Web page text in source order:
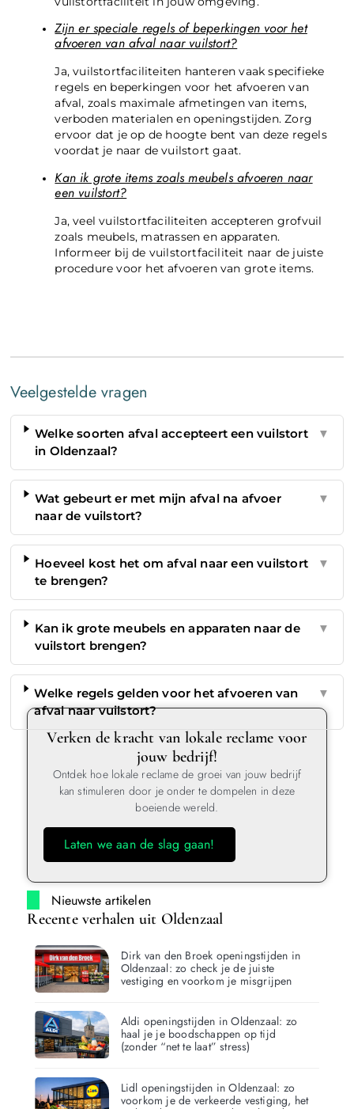
Zijn er speciale regels of beperkingen voor het
afvoeren van afval naar vuilstort?
Ja, vuilstortfaciliteiten hanteren vaak specifieke
regels en beperkingen voor het afvoeren van
afval, zoals maximale afmetingen van items,
verboden materialen en openingstijden. Zorg
ervoor dat je op de hoogte bent van deze regels
voordat je naar de vuilstort gaat.
Kan ik grote items zoals meubels afvoeren naar
een vuilstort?
Ja, veel vuilstortfaciliteiten accepteren grofvuil
zoals meubels, matrassen en apparaten.
Informeer bij de vuilstortfaciliteit naar de juiste
procedure voor het afvoeren van grote items.
Veelgestelde vragen
Welke soorten afval accepteert een vuilstort
in Oldenzaal?
▼
Wat gebeurt er met mijn afval na afvoer
naar de vuilstort?
▼
Hoeveel kost het om afval naar een vuilstort
te brengen?
▼
Kan ik grote meubels en apparaten naar de
vuilstort brengen?
▼
Welke regels gelden voor het afvoeren van
afval naar vuilstort?
▼
Verken de kracht van lokale reclame voor
jouw bedrijf!
Ontdek hoe lokale reclame de groei van jouw bedrijf
kan stimuleren door je onder te dompelen in deze
boeiende wereld.
Laten we aan de slag gaan!
Nieuwste artikelen
Recente verhalen uit Oldenzaal
Dirk van den Broek openingstijden in
Oldenzaal: zo check je de juiste
vestiging en voorkom je misgrijpen
Aldi openingstijden in Oldenzaal: zo
haal je je boodschappen op tijd
(zonder “net te laat” stress)
Lidl openingstijden in Oldenzaal: zo
voorkom je de verkeerde vestiging, het